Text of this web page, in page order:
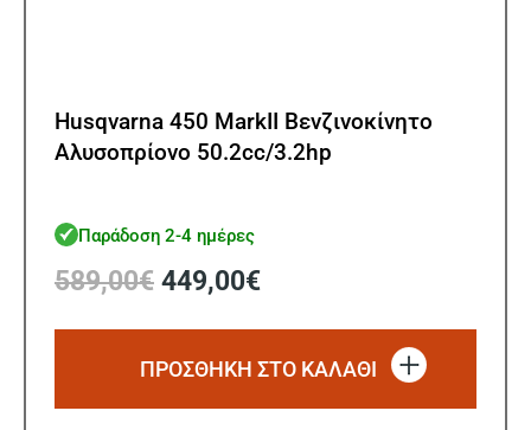
Husqvarna 450 MarkII Βενζινοκίνητο
Αλυσοπρίονο 50.2cc/3.2hp
Παράδοση 2-4 ημέρες
589,00€ Original
was:
589,00€.
449,00€Η
τιμή
είναι:
ΠΡΟΣΘΗΚΗ ΣΤΟ ΚΑΛΑΘΙ